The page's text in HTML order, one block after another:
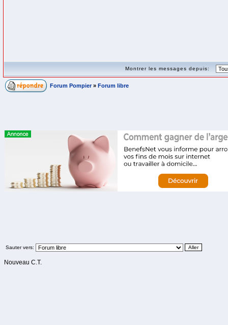
Montrer les messages depuis:
Forum Pompier » Forum libre
Sauter vers:
Nouveau C.T.